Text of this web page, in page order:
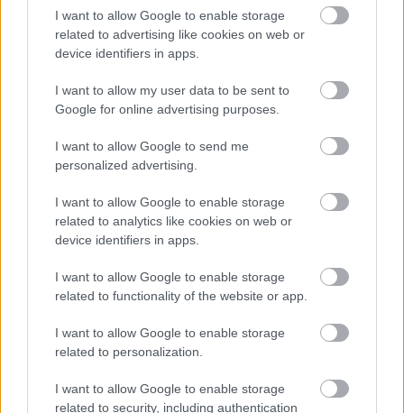
I want to allow Google to enable storage
related to advertising like cookies on web or
device identifiers in apps.
I want to allow my user data to be sent to
Google for online advertising purposes.
I want to allow Google to send me
personalized advertising.
I want to allow Google to enable storage
related to analytics like cookies on web or
device identifiers in apps.
I want to allow Google to enable storage
related to functionality of the website or app.
I want to allow Google to enable storage
related to personalization.
I want to allow Google to enable storage
related to security, including authentication
ΠΙΣΩ ΣΕ Προσκοπικές κατασκευές